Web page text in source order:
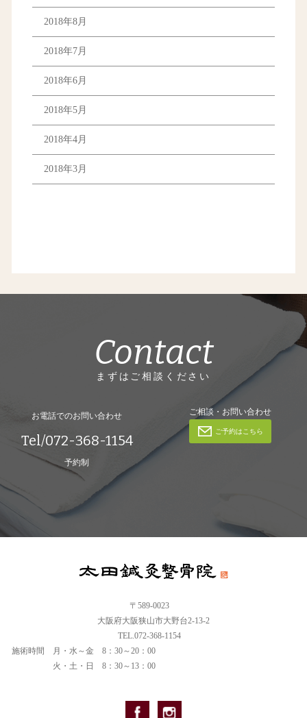
2018年8月
2018年7月
2018年6月
2018年5月
2018年4月
2018年3月
Contact
まずはご相談ください
お電話でのお問い合わせ
Tel/072-368-1154
予約制
ご相談・お問い合わせ
ご予約はこちら
〒589-0023
大阪府大阪狭山市大野台2-13-2
TEL.072-368-1154
施術時間
月・水～金 8：30～20：00
火・土・日 8：30～13：00